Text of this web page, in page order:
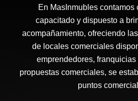
En MasInmubles contamos
capacitado y dispuesto a
acompañamiento, ofreciendo
de locales comerciales
emprendedores,
propuestas comerciales, se
puntos